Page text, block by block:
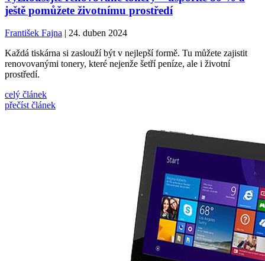
ještě pomůžete životnímu prostředí
František Fajna | 24. duben 2024
Každá tiskárna si zaslouží být v nejlepší formě. Tu můžete zajistit
renovovanými tonery, které nejenže šetří peníze, ale i životní
prostředí.
celý článek
přečíst článek